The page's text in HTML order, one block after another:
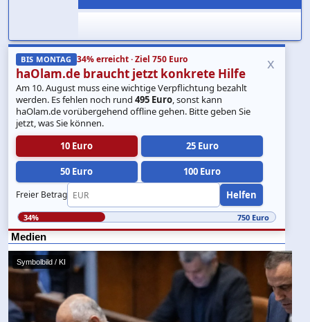
BIS MONTAG 34% erreicht · Ziel 750 Euro
haOlam.de braucht jetzt konkrete Hilfe
Am 10. August muss eine wichtige Verpflichtung bezahlt
werden. Es fehlen noch rund495 Euro, sonst kann
haOlam.de vorübergehend offline gehen. Bitte geben Sie
jetzt, was Sie können.
10 Euro
25 Euro
50 Euro 100 Euro
Freier Betrag Helfen
x
34% 750 Euro
Medien
Symbolbild / KI